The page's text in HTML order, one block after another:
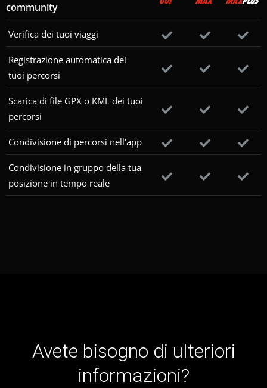
community
Verifica dei tuoi viaggi
Registrazione automatica dei
tuoi percorsi
Scarica di file GPX o KML dei tuoi
percorsi
Condivisione di percorsi nell'app
Condivisione in gruppo della tua
posizione in tempo reale
Avete bisogno di ulteriori
informazioni?